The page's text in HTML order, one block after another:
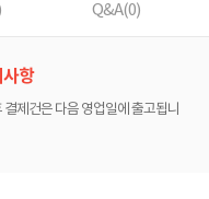
Q&A(0)
항
제건은 다음 영업일에 출고됩니